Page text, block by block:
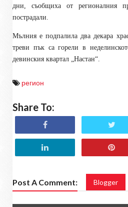
дни, съобщиха от регионалния
пострадали.
Мълния е подпалила два декара
треви пък са горели в
девинския квартал „Настан“.
регион
Share To:
Post A Comment: Blogger